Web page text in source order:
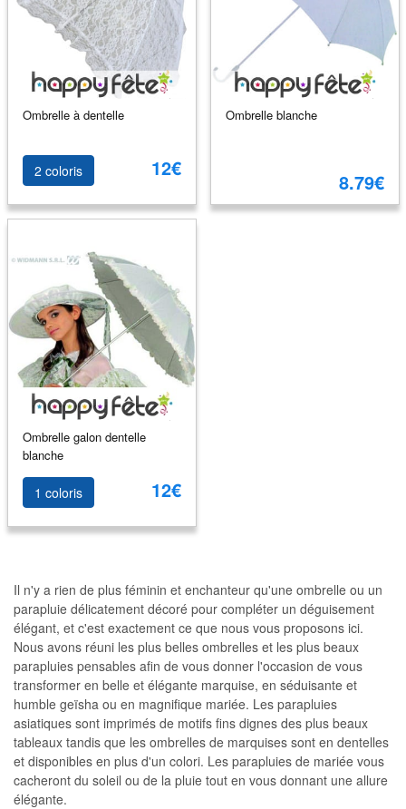
Ombrelle à dentelle
2 coloris 12€
Ombrelle blanche
8.79€
Ombrelle galon dentelle
blanche
1 coloris 12€
Il n'y a rien de plus féminin et enchanteur qu'une ombrelle ou un
parapluie délicatement décoré pour compléter un déguisement
élégant, et c'est exactement ce que nous vous proposons ici.
Nous avons réuni les plus belles ombrelles et les plus beaux
parapluies pensables afin de vous donner l'occasion de vous
transformer en belle et élégante marquise, en séduisante et
humble geïsha ou en magnifique mariée. Les parapluies
asiatiques sont imprimés de motifs fins dignes des plus beaux
tableaux tandis que les ombrelles de marquises sont en dentelles
et disponibles en plus d'un colori. Les parapluies de mariée vous
cacheront du soleil ou de la pluie tout en vous donnant une allure
élégante.